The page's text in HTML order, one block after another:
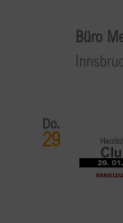
Büro
Do.
29